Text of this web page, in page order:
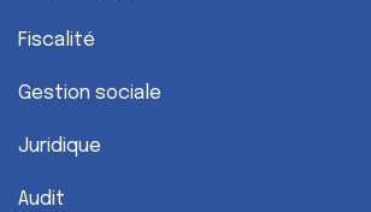
Fiscalité
Gestion sociale
Juridique
Audit